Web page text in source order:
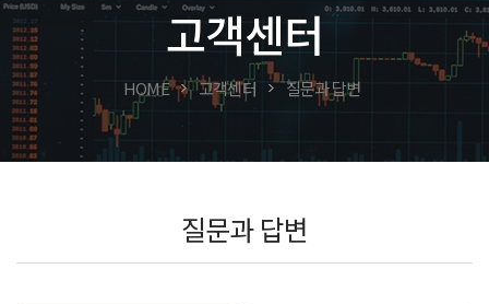
고객센터
HOME 고객센터 질문과 답변
질문과 답변